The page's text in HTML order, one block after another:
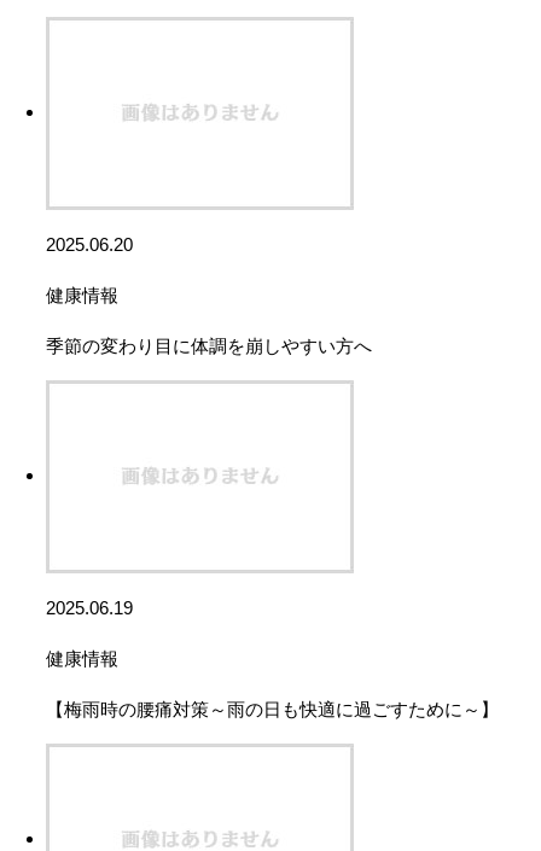
2025.06.20
健康情報
季節の変わり目に体調を崩しやすい方へ
2025.06.19
健康情報
【梅雨時の腰痛対策～雨の日も快適に過ごすために～】